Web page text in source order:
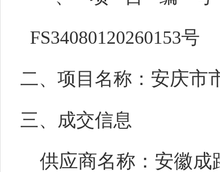
FS34080120260153号
二、项目名称 ： 安庆市
三、 成交信息
供应商名称：安徽成